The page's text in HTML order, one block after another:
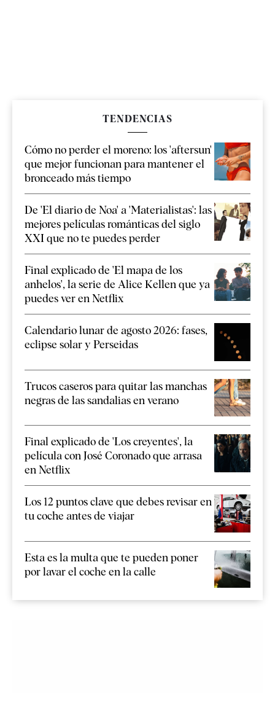
TENDENCIAS
Cómo no perder el moreno: los 'aftersun'
que mejor funcionan para mantener el
bronceado más tiempo
De 'El diario de Noa' a 'Materialistas': las
mejores películas románticas del siglo
XXI que no te puedes perder
Final explicado de 'El mapa de los
anhelos', la serie de Alice Kellen que ya
puedes ver en Netflix
Calendario lunar de agosto 2026: fases,
eclipse solar y Perseidas
Trucos caseros para quitar las manchas
negras de las sandalias en verano
Final explicado de 'Los creyentes', la
película con José Coronado que arrasa
en Netflix
Los 12 puntos clave que debes revisar en
tu coche antes de viajar
Esta es la multa que te pueden poner
por lavar el coche en la calle